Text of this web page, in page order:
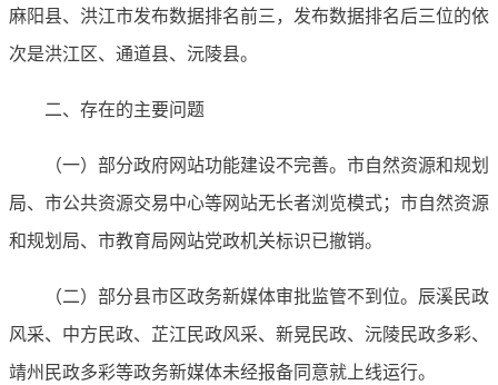
麻阳县、洪江市发布数据排名前三，发布数据排名后三位的依
次是洪江区、通道县、沅陵县。
二、存在的主要问题
（一）部分政府网站功能建设不完善。市自然资源和规划
局、市公共资源交易中心等网站无长者浏览模式；市自然资源
和规划局、市教育局网站党政机关标识已撤销。
（二）部分县市区政务新媒体审批监管不到位。辰溪民政
风采、中方民政、芷江民政风采、新晃民政、沅陵民政多彩、
靖州民政多彩等政务新媒体未经报备同意就上线运行。